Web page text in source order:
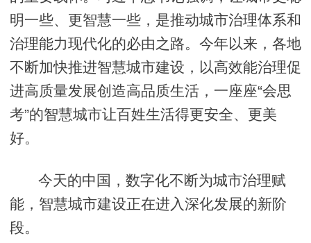
明一些、更智慧一些，是推动城市治理体系和
治理能力现代化的必由之路。今年以来，各地
不断加快推进智慧城市建设，以高效能治理促
进高质量发展创造高品质生活，一座座“会思
考”的智慧城市让百姓生活得更安全、更美
好。
今天的中国，数字化不断为城市治理赋
能，智慧城市建设正在进入深化发展的新阶
段。